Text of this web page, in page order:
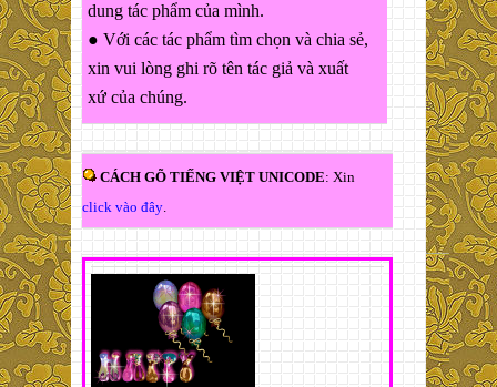
dung tác phẩm của mình.
● Với các tác phẩm tìm chọn và chia sẻ,
xin vui lòng ghi rõ tên tác giả và xuất
xứ của chúng.
CÁCH GÕ TIẾNG VIỆT UNICODE: Xin
click vào đây.